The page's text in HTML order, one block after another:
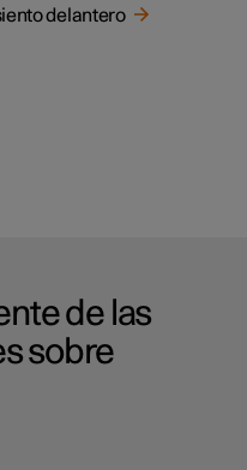
delantero
de las
sobre